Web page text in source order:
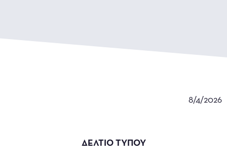
8/4/2026
ΔΕΛΤΙΟ ΤΥΠΟΥ